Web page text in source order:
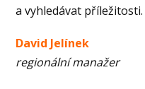
a vyhledávat příležitosti.
David Jelínek
regionální manažer